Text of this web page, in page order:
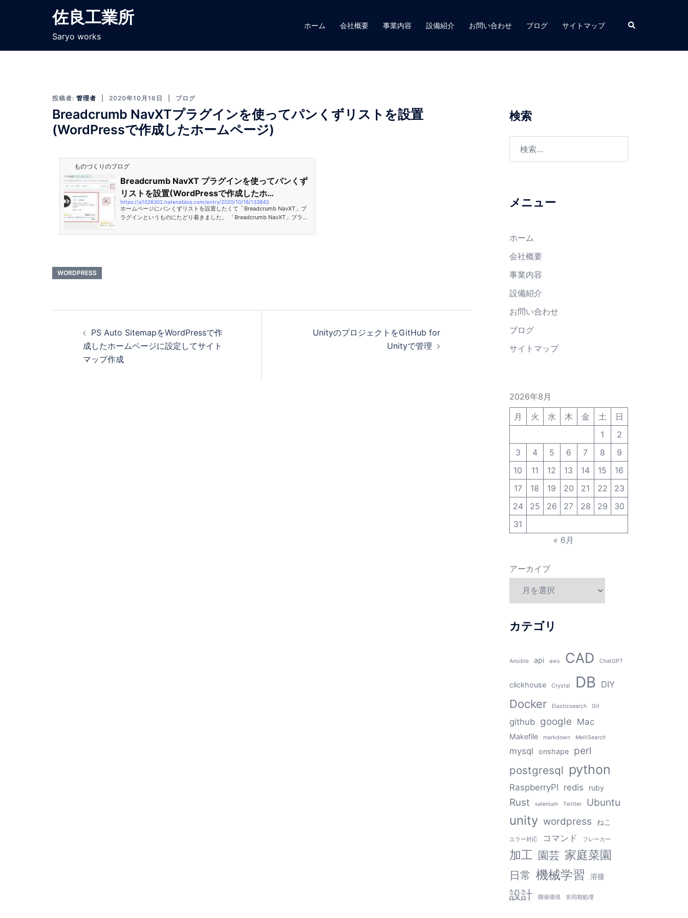
佐良工業所
Saryo works
ホーム 会社概要 事業内容 設備紹介 お問い合わせ ブログ サイトマップ
投稿者: 管理者 2020年10月16日 ブログ
Breadcrumb NavXTプラグインを使ってパンくずリストを設置
(WordPressで作成したホームページ)
ものづくりのブログ
Breadcrumb NavXT プラグインを使ってパンくず
リストを設置(WordPressで作成したホ…
https://a1026302.hatenablog.com/entry/2020/10/16/133843
ホームページにパンくずリストを設置したくて「Breadcrumb NavXT」プ
ラグインというものにたどり着きました。 「Breadcrumb NavXT」プラグ
合わせて表示してくれるものです。 というテーマを使ったホームページに
WORDPRESS
PS Auto SitemapをWordPressで作
成したホームページに設定してサイト
マップ作成
UnityのプロジェクトをGitHub for
Unityで管理
検索
メニュー
ホーム
会社概要
事業内容
設備紹介
お問い合わせ
ブログ
サイトマップ
2026年8月
月
火 水 木 金 土
日
1
2
3
4 5 6 7 8
9
10
11 12 13 14 15
16
17
18 19 20 21 22
23
24
25 26 27 28 29
30
31
« 6月
アーカイブ
カテゴリ
Ansible api aws CAD ChatGPT
clickhouse Crystal DB DIY
Docker Elasticsearch Git
github google Mac
Makefile markdown MeiliSearch
mysql onshape perl
postgresql python
RaspberryPI redis ruby
Rust selenium Twitter Ubuntu
unity wordpress ねこ
エラー対応 コマンド フレーカー
加工 園芸 家庭菜園
日常 機械学習 溶接
設計 開発環境 非同期処理